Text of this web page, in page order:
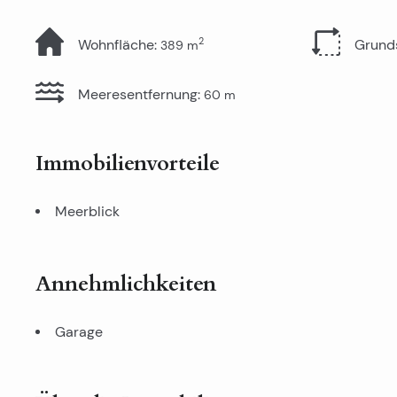
Wohnfläche: 389 m2
Meeresentfernung: 60 m
Immobilienvorteile
Meerblick
Annehmlichkeiten
Garage